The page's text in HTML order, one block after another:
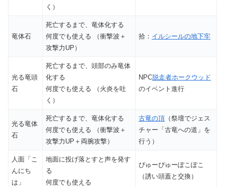
く）
竜体石
死亡するまで、竜体化する
何度でも使える （衝撃波＋
攻撃力UP）
拾： イルシールの地下牢
光る竜頭
石
死亡するまで、頭部のみ竜体
化する
何度でも使える （火炎を吐
く）
NPC脱走者ホークウッド
のイベント進行
光る竜体
石
死亡するまで、竜体化する
何度でも使える （衝撃波＋
攻撃力UP＋両腕攻撃）
古竜の頂 （祭壇でジェス
チャー「古竜への道」を
行う）
人面「こ
んにち
は」
地面に投げ落とすと声を発す
る
何度でも使える
ぴゅーぴゅーぽこぽこ
（誘い頭蓋と交換）